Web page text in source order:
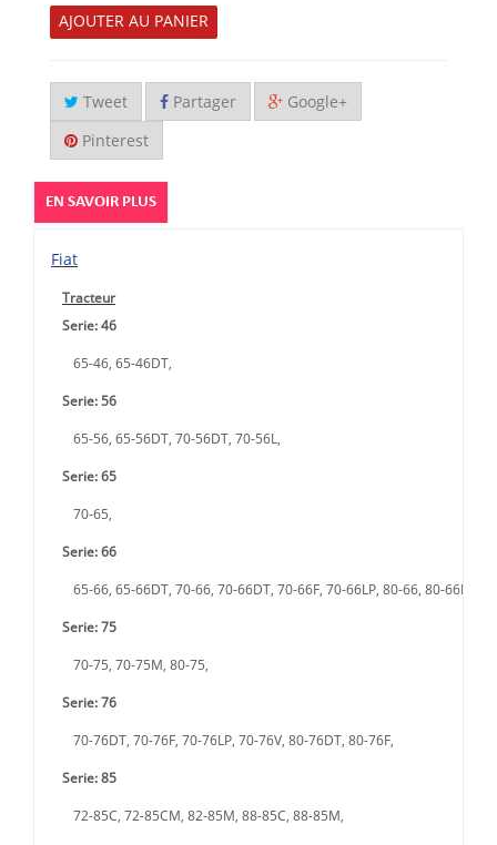
AJOUTER AU PANIER
Tweet Partager Google+
Pinterest
EN SAVOIR PLUS
Fiat
Tracteur
Serie: 46
65-46, 65-46DT,
Serie: 56
65-56, 65-56DT, 70-56DT, 70-56L,
Serie: 65
70-65,
Serie: 66
65-66, 65-66DT, 70-66, 70-66DT, 70-66F, 70-66LP, 80-66, 80-66DT,
Serie: 75
70-75, 70-75M, 80-75,
Serie: 76
70-76DT, 70-76F, 70-76LP, 70-76V, 80-76DT, 80-76F,
Serie: 85
72-85C, 72-85CM, 82-85M, 88-85C, 88-85M,